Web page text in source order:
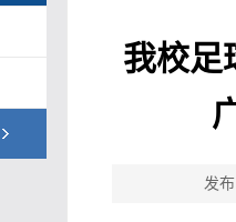
我校足
发